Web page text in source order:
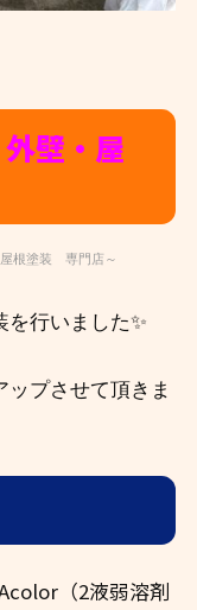
壁・屋
根塗装 専門店～
行いました✨
プさせて頂きま
（2液弱溶剤